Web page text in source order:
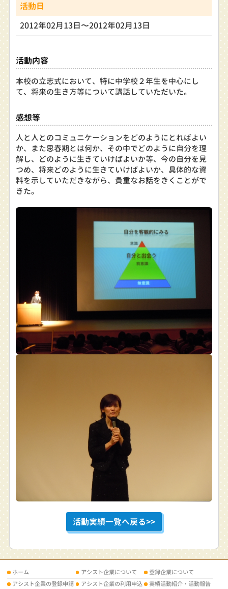
活動日
2012年02月13日〜2012年02月13日
活動内容
本校の立志式において、特に中学校２年生を中心にし
て、将来の生き方等について講話していただいた。
感想等
人と人とのコミュニケーションをどのようにとればよい
か、また思春期とは何か、その中でどのように自分を理
解し、どのように生きていけばよいか等、今の自分を見
つめ、将来どのように生きていけばよいか、具体的な資
料を示していただきながら、貴重なお話をきくことがで
きた。
活動実績一覧へ戻る>>
ホーム アシスト企業について
登録企業について
アシスト企業の登録申請
アシスト企業の利用申込 実績活動紹介・活動報告